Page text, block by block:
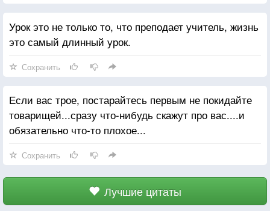
Урок это не только то, что преподает учитель, жизнь
это самый длинный урок.
Сохранить
Если вас трое, постарайтесь первым не покидайте
товарищей...сразу что-нибудь скажут про вас....и
обязательно что-то плохое...
Сохранить
Лучшие цитаты